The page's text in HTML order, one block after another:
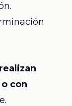
realizan
con